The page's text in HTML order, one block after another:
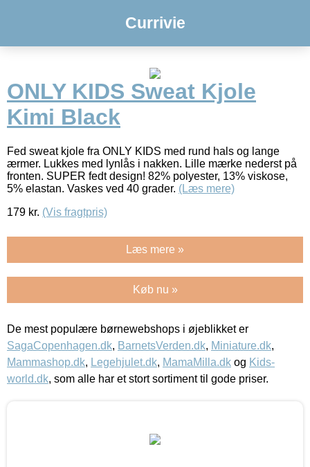
Currivie
ONLY KIDS Sweat Kjole
Kimi Black
Fed sweat kjole fra ONLY KIDS med rund hals og lange
ærmer. Lukkes med lynlås i nakken. Lille mærke nederst på
fronten. SUPER fedt design! 82% polyester, 13% viskose,
5% elastan. Vaskes ved 40 grader. (Læs mere)
179 kr. (Vis fragtpris)
Læs mere »
Køb nu »
De mest populære børnewebshops i øjeblikket er
SagaCopenhagen.dk, BarnetsVerden.dk, Miniature.dk,
Mammashop.dk, Legehjulet.dk, MamaMilla.dk og Kids-
world.dk, som alle har et stort sortiment til gode priser.